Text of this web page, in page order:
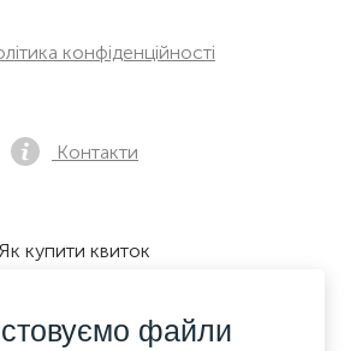
конфіденційності
Контакти
Як купити квиток
файли